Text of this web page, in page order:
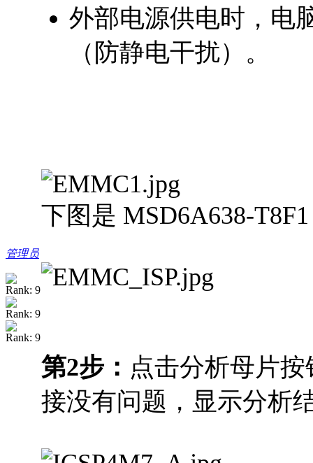
管理员
外部电源供电时，电
（防静电干扰）。
下图是 MSD6A638-
第2步： 点击分析母片
接没有问题，显示分析